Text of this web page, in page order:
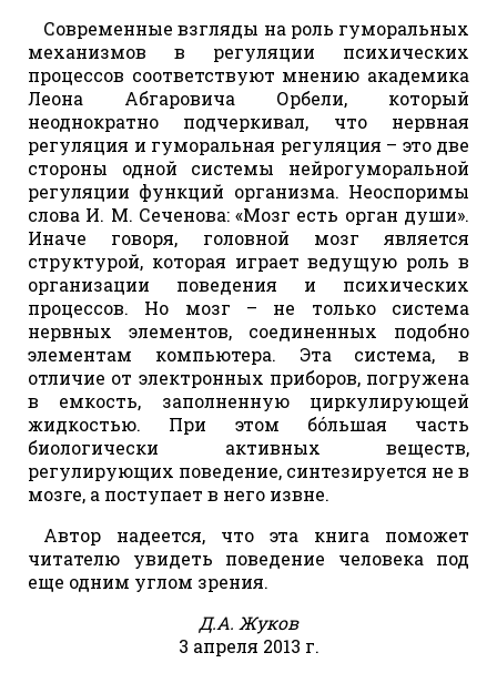
Современные взгляды на роль гуморальных
механизмов в регуляции психических
процессов соответствуют мнению академика
Леона Абгаровича Орбели, который
неоднократно подчеркивал, что нервная
регуляция и гуморальная регуляция – это две
стороны одной системы нейрогуморальной
регуляции функций организма. Неоспоримы
слова И. М. Сеченова: «Мозг есть орган души».
Иначе говоря, головной мозг является
структурой, которая играет ведущую роль в
организации поведения и психических
процессов. Но мозг – не только система
нервных элементов, соединенных подобно
элементам компьютера. Эта система, в
отличие от электронных приборов, погружена
в емкость, заполненную циркулирующей
жидкостью. При этом бóльшая часть
биологически активных веществ,
регулирующих поведение, синтезируется не в
мозге, а поступает в него извне.
Автор надеется, что эта книга поможет
читателю увидеть поведение человека под
еще одним углом зрения.
Д.А. Жуков
3 апреля 2013 г.